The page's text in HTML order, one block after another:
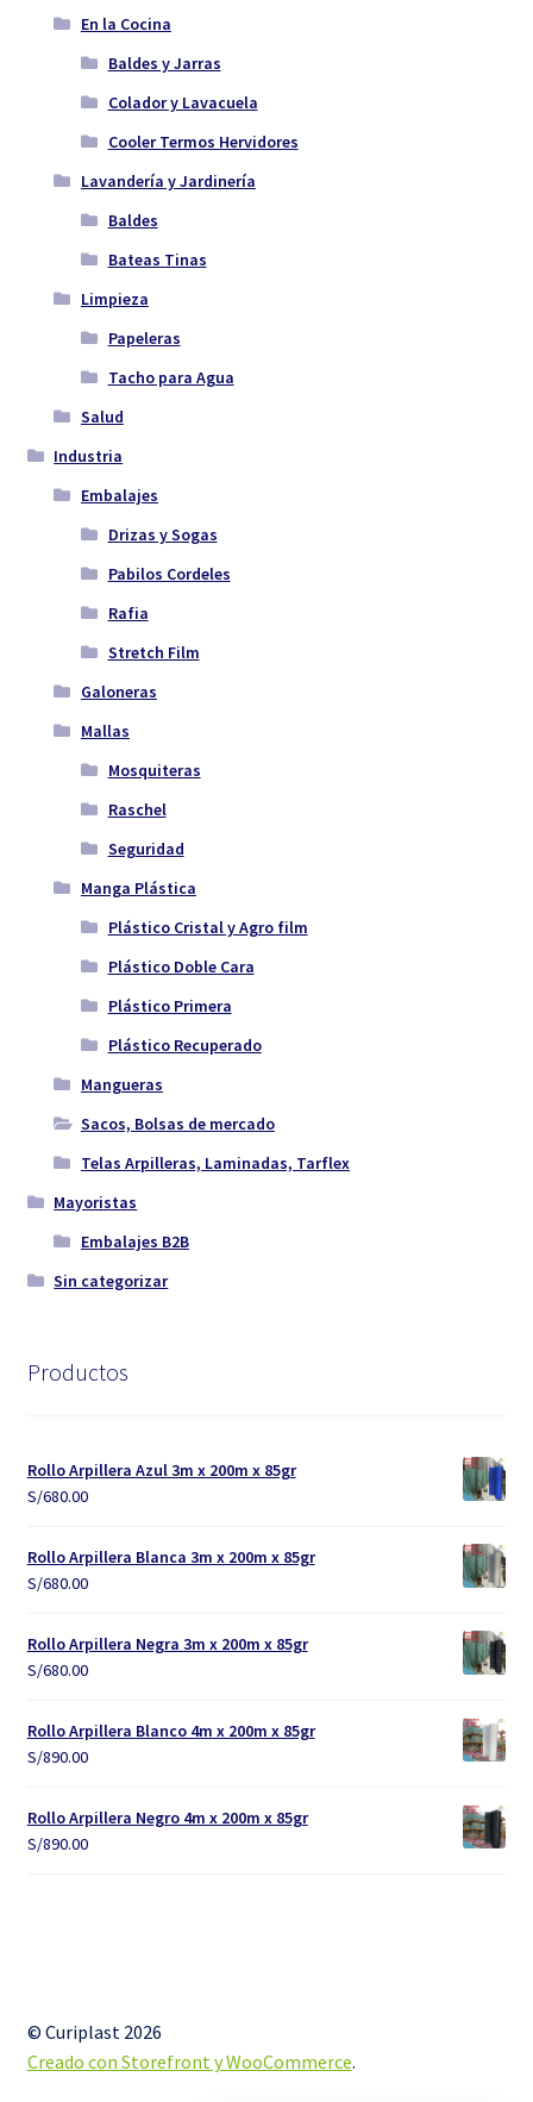
En la Cocina
Baldes y Jarras
Colador y Lavacuela
Cooler Termos Hervidores
Lavandería y Jardinería
Baldes
Bateas Tinas
Limpieza
Papeleras
Tacho para Agua
Salud
Industria
Embalajes
Drizas y Sogas
Pabilos Cordeles
Rafia
Stretch Film
Galoneras
Mallas
Mosquiteras
Raschel
Seguridad
Manga Plástica
Plástico Cristal y Agro film
Plástico Doble Cara
Plástico Primera
Plástico Recuperado
Mangueras
Sacos, Bolsas de mercado
Telas Arpilleras, Laminadas, Tarflex
Mayoristas
Embalajes B2B
Sin categorizar
Productos
Rollo Arpillera Azul 3m x 200m x 85gr
S/680.00
Rollo Arpillera Blanca 3m x 200m x 85gr
S/680.00
Rollo Arpillera Negra 3m x 200m x 85gr
S/680.00
Rollo Arpillera Blanco 4m x 200m x 85gr
S/890.00
Rollo Arpillera Negro 4m x 200m x 85gr
S/890.00
© Curiplast 2026
Creado con Storefront y WooCommerce.